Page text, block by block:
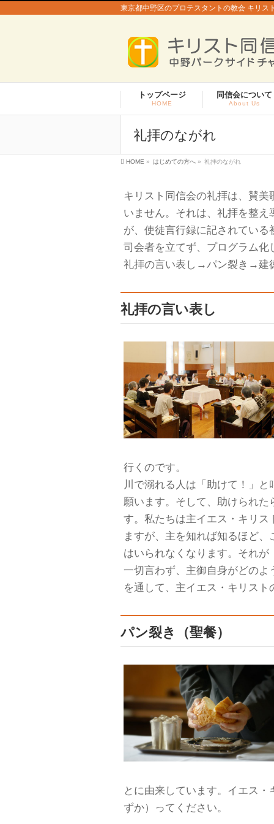
東京都中野区のプロテスタントの教会 キリス
トップページ
HOME
同信会について
About Us
礼拝のながれ
HOME » はじめての方へ » 礼拝のながれ
キリスト同信会の礼拝は、賛
いません。それは、礼拝を整
が、使徒言行録に記されてい
司会者を立てず、プログラム
礼拝の言い表し→パン裂き→建
礼拝の言い表し
行くのです。
川で溺れる人は「助けて！」
願います。そして、助けられ
す。私たちは主イエス・キリ
ますが、主を知れば知るほど
はいられなくなります。それ
一切言わず、主御自身がどの
を通して、主イエス・キリスト
パン裂き（聖餐）
とに由来しています。イエス
ずか）ってください。